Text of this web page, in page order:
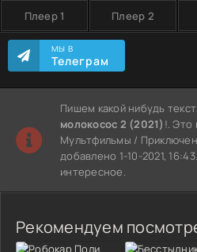
Плеер 1 Плеер 2
МЫ В
Телеграм
Пишем какой нибудь
молокосос 2 (2021) !. Это
Мультфильмы /
добавлено 1-10-2021,
интересное.
Рекомендуем